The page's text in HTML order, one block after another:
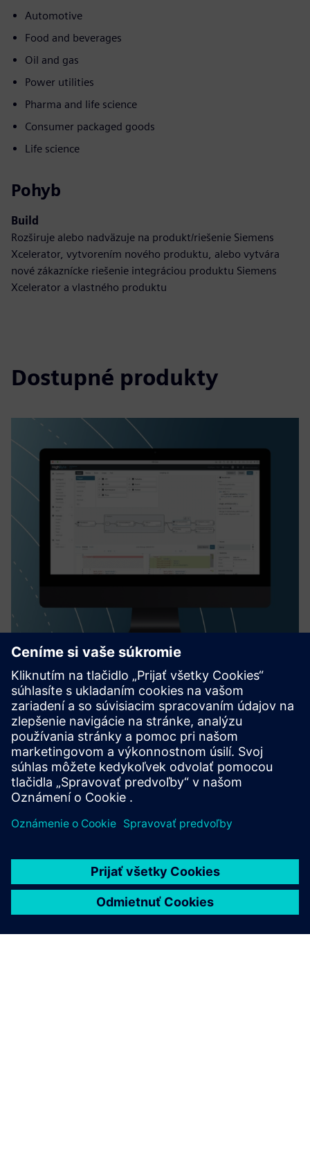
Automotive
Food and beverages
Oil and gas
Power utilities
Pharma and life science
Consumer packaged goods
Life science
Pohyb
Build
Rozširuje alebo nadväzuje na produkt/riešenie Siemens
Xcelerator, vytvorením nového produktu, alebo vytvára
nové zákaznícke riešenie integráciou produktu Siemens
Xcelerator a vlastného produktu
Dostupné produkty
HighByte Intelligence Hub
HighByte Intelligence Hub is an Industrial DataOps
software solution designed specifically for data modeling,
orchestration, and governance. Deploy the Intelligence Hub
at the Edge to contextualize and prepare plant floor data
for...
Prečítajte si viac